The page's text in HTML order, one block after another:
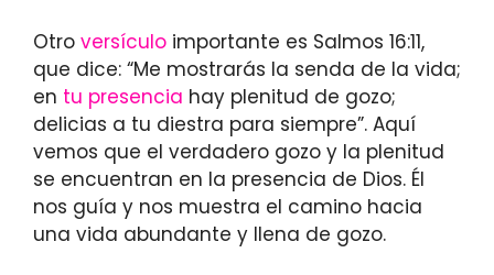
Otro versículo importante es Salmos 16:11,
que dice: “Me mostrarás la senda de la vida;
en tu presencia hay plenitud de gozo;
delicias a tu diestra para siempre”. Aquí
vemos que el verdadero gozo y la plenitud
se encuentran en la presencia de Dios. Él
nos guía y nos muestra el camino hacia
una vida abundante y llena de gozo.